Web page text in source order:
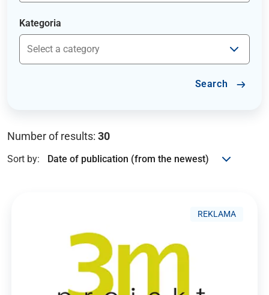
Kategoria
Search
Number of results: 30
Sort by:
REKLAMA